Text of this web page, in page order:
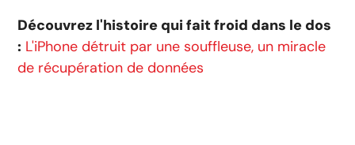
Découvrez l'histoire qui fait froid dans le dos
: L'iPhone détruit par une souffleuse, un miracle
de récupération de données